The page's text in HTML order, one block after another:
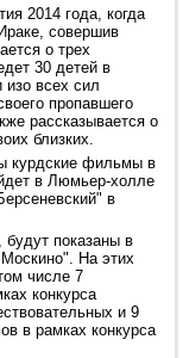
2014 года, когда
совершив
о трех
30 детей в
изо всех сил
пропавшего
рассказывается о
близких.
курдские фильмы в
в Люмьер-холле
в
показаны в
На этих
числе 7
конкурса
и 9
в рамках конкурса